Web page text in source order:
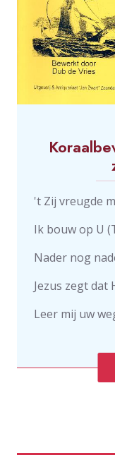
't Zij vreugde
Ik bouw op U
Nader nog
Jezus zegt dat
Leer mij uw